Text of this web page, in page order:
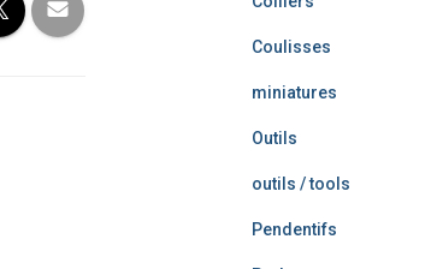
Coulisses
miniatures
Outils
outils / tools
Pendentifs